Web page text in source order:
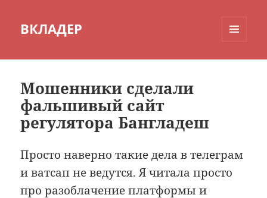
ВКЛАДЕР
Мошенники сделали
фальшивый сайт
регулятора Бангладеш
Просто наверно такие дела в телеграм
и ватсап не ведутся. Я читала просто
про разоблачение платформы и